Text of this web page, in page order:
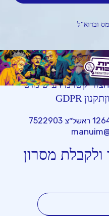
ובדוא"ל
צור קשרמידע שימושי
תקנון GDPR
מסרון